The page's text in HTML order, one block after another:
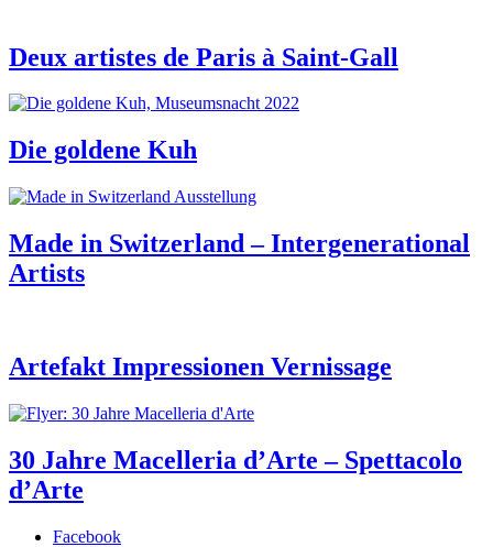
Deux artistes de Paris à Saint-Gall
Die goldene Kuh
Made in Switzerland – Intergenerational
Artists
Artefakt Impressionen Vernissage
30 Jahre Macelleria d’Arte – Spettacolo
d’Arte
Facebook